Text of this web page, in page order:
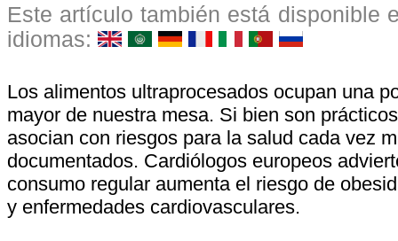
Este artículo también está disponible
idiomas:
Los alimentos ultraprocesados ocupan una
mayor de nuestra mesa. Si bien son
asocian con riesgos para la salud cada vez
documentados. Cardiólogos europeos
consumo regular aumenta el riesgo de
y enfermedades cardiovasculares.